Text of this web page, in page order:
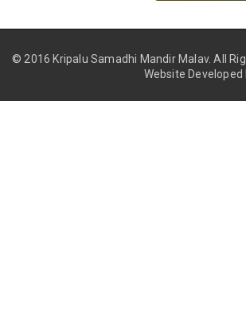
© 2016 Kripalu Samadhi Mandir Malav. All
Website Developed